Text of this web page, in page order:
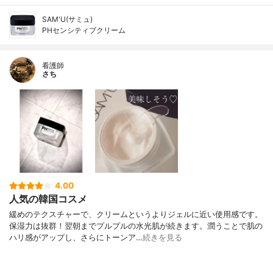
SAM'U(サミュ)
PHセンシティブクリーム
看護師
さち
4.00
人気の韓国コスメ
緩めのテクスチャーで、クリームというよりジェルに近い使用感です。
保湿力は抜群！翌朝までプルプルの水光肌が続きます。潤うことで肌の
ハリ感がアップし、さらにトーンア…続きを見る